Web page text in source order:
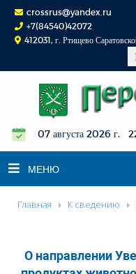
crossrus@yandex.ru
+7(84540)42072
412031, г. Ртищево
07 августа 2026 г.
МЕНЮ
К СВЕДЕНИЮ
Главная К сведению
О направлении